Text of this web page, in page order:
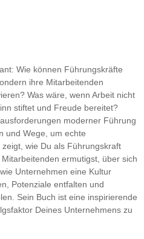
Wie können Führungskräfte
ihre Mitarbeitenden
Was wäre, wenn Arbeit nicht
stiftet und Freude bereitet?
moderner Führung
und Wege, um echte
wie Du als Führungskraft
ermutigst, über sich
Unternehmen eine Kultur
Potenziale entfalten und
Sein Buch ist eine inspirierende
Deines Unternehmens zu